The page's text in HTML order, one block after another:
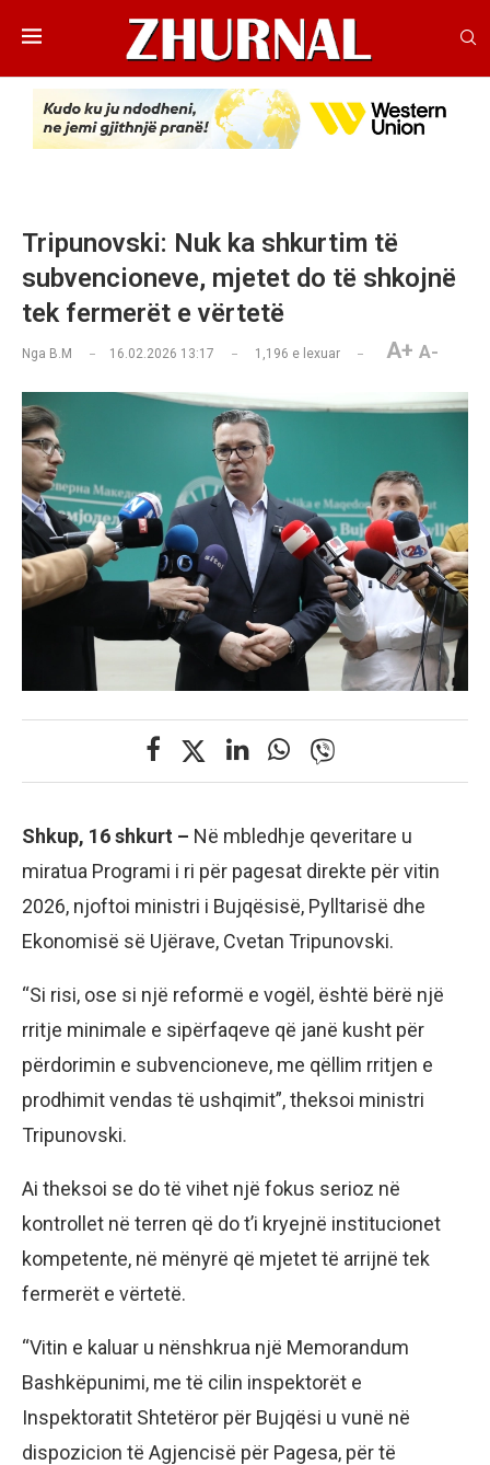
Tripunovski: Nuk ka shkurtim të
subvencioneve, mjetet do të shkojnë
tek fermerët e vërtetë
Nga B.M 16.02.2026 13:17 1,196 e lexuar A+ A-
Shkup, 16 shkurt – Në mbledhje qeveritare u
miratua Programi i ri për pagesat direkte për vitin
2026, njoftoi ministri i Bujqësisë, Pylltarisë dhe
Ekonomisë së Ujërave, Cvetan Tripunovski.
“Si risi, ose si një reformë e vogël, është bërë një
rritje minimale e sipërfaqeve që janë kusht për
përdorimin e subvencioneve, me qëllim rritjen e
prodhimit vendas të ushqimit”, theksoi ministri
Tripunovski.
Ai theksoi se do të vihet një fokus serioz në
kontrollet në terren që do t’i kryejnë institucionet
kompetente, në mënyrë që mjetet të arrijnë tek
fermerët e vërtetë.
“Vitin e kaluar u nënshkrua një Memorandum
Bashkëpunimi, me të cilin inspektorët e
Inspektoratit Shtetëror për Bujqësi u vunë në
dispozicion të Agjencisë për Pagesa, për të